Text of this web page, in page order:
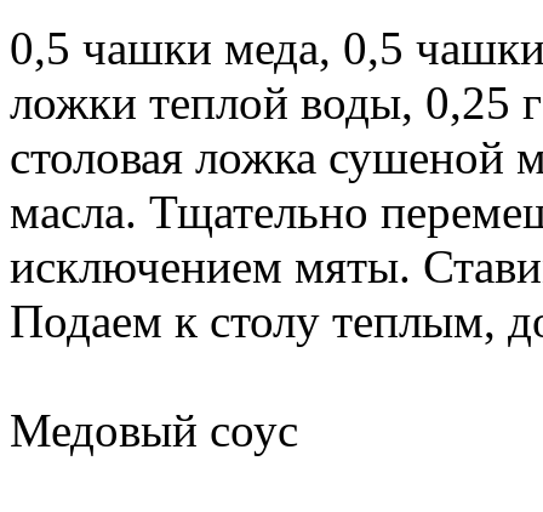
0,5 чашки меда, 0,5
ложки теплой воды, 0,25
столовая ложка сушеной
масла. Тщательно
исключением мяты.
Подаем к столу теплым,
Медовый соус